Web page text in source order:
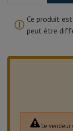
Ce produit
peut être
Le